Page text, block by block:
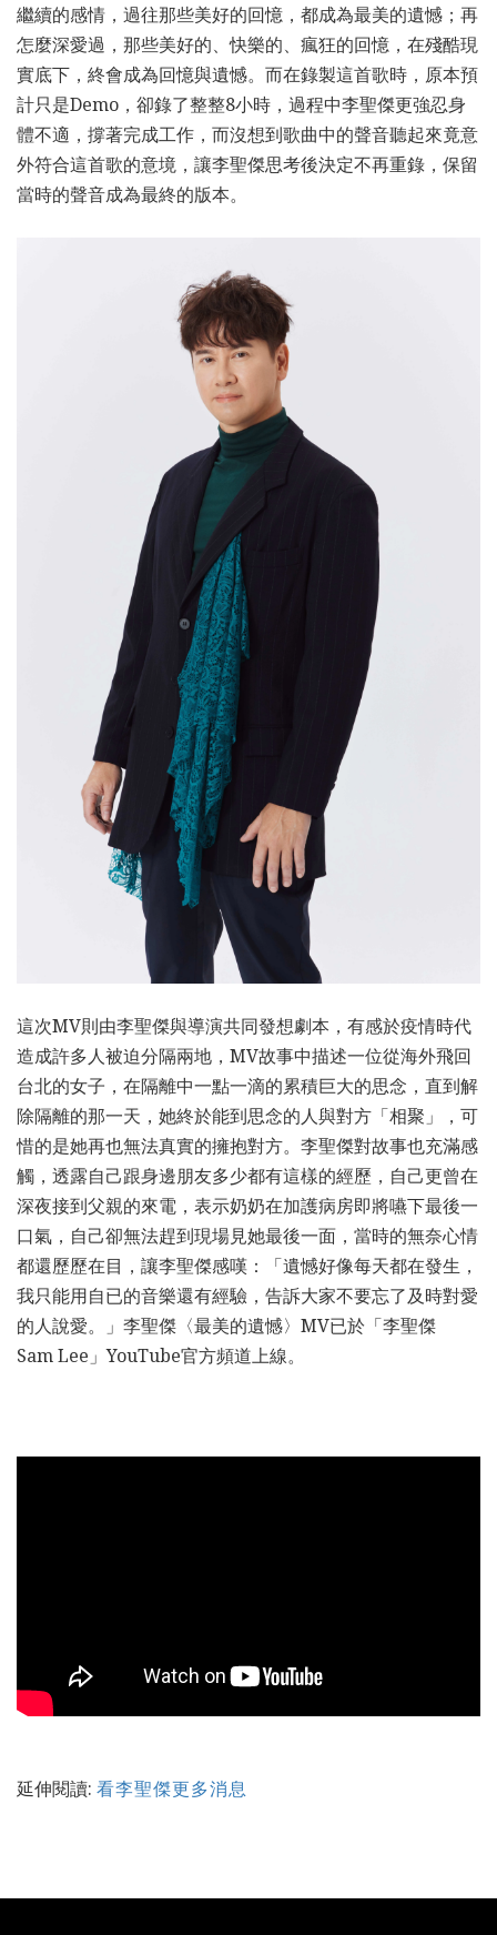
繼續的感情，過往那些美好的回憶，都成為最美的遺憾；再
怎麼深愛過，那些美好的、快樂的、瘋狂的回憶，在殘酷現
實底下，終會成為回憶與遺憾。而在錄製這首歌時，原本預
計只是Demo，卻錄了整整8小時，過程中李聖傑更強忍身
體不適，撐著完成工作，而沒想到歌曲中的聲音聽起來竟意
外符合這首歌的意境，讓李聖傑思考後決定不再重錄，保留
當時的聲音成為最終的版本。
這次MV則由李聖傑與導演共同發想劇本，有感於疫情時代
造成許多人被迫分隔兩地，MV故事中描述一位從海外飛回
台北的女子，在隔離中一點一滴的累積巨大的思念，直到解
除隔離的那一天，她終於能到思念的人與對方「相聚」，可
惜的是她再也無法真實的擁抱對方。李聖傑對故事也充滿感
觸，透露自己跟身邊朋友多少都有這樣的經歷，自己更曾在
深夜接到父親的來電，表示奶奶在加護病房即將嚥下最後一
口氣，自己卻無法趕到現場見她最後一面，當時的無奈心情
都還歷歷在目，讓李聖傑感嘆：「遺憾好像每天都在發生，
我只能用自已的音樂還有經驗，告訴大家不要忘了及時對愛
的人說愛。」李聖傑〈最美的遺憾〉MV已於「李聖傑
Sam Lee」YouTube官方頻道上線。
延伸閱讀: 看李聖傑更多消息